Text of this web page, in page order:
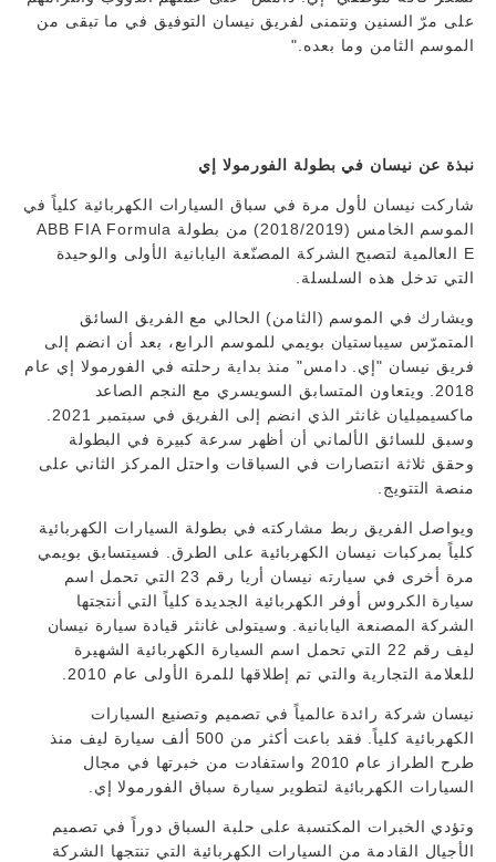
على مرّ السنين ونتمنى لفريق نيسان التوفيق في ما تبقى من
الموسم الثامن وما بعده."
نبذة عن نيسان في بطولة الفورمولا إي
شاركت نيسان لأول مرة في سباق السيارات الكهربائية كلياً في
الموسم الخامس (2018/2019) من بطولة ABB FIA Formula
E العالمية لتصبح الشركة المصنّعة اليابانية الأولى والوحيدة
التي تدخل هذه السلسلة.
ويشارك في الموسم (الثامن) الحالي مع الفريق السائق
المتمرّس سيباستيان بويمي للموسم الرابع، بعد أن انضم إلى
فريق نيسان "إي. دامس" منذ بداية رحلته في الفورمولا إي عام
2018. ويتعاون المتسابق السويسري مع النجم الصاعد
ماكسيميليان غانثر الذي انضم إلى الفريق في سبتمبر 2021.
وسبق للسائق الألماني أن أظهر سرعة كبيرة في البطولة
وحقق ثلاثة انتصارات في السباقات واحتل المركز الثاني على
منصة التتويج.
ويواصل الفريق ربط مشاركته في بطولة السيارات الكهربائية
كلياً بمركبات نيسان الكهربائية على الطرق. فسيتسابق بويمي
مرة أخرى في سيارته نيسان أريا رقم 23 التي تحمل اسم
سيارة الكروس أوفر الكهربائية الجديدة كلياً التي أنتجتها
الشركة المصنعة اليابانية. وسيتولى غانثر قيادة سيارة نيسان
ليف رقم 22 التي تحمل اسم السيارة الكهربائية الشهيرة
للعلامة التجارية والتي تم إطلاقها للمرة الأولى عام 2010.
نيسان شركة رائدة عالمياً في تصميم وتصنيع السيارات
الكهربائية كلياً. فقد باعت أكثر من 500 ألف سيارة ليف منذ
طرح الطراز عام 2010 واستفادت من خبرتها في مجال
السيارات الكهربائية لتطوير سيارة سباق الفورمولا إي.
وتؤدي الخبرات المكتسبة على حلبة السباق دوراً في تصميم
الأجيال القادمة من السيارات الكهربائية التي تنتجها الشركة